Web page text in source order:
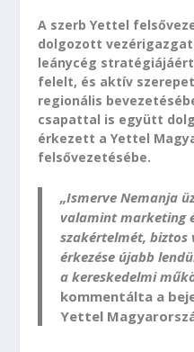
A szerb Yettel
dolgozott
leánycég
felelt, és aktív
regionális
csapattal is együtt
érkezett a Yettel
felsővezetésébe.
„Ismerve Nemanja
valamint marketing
szakértelmét, biztos
érkezése újabb
a kereskedelmi
kommentálta a
Yettel